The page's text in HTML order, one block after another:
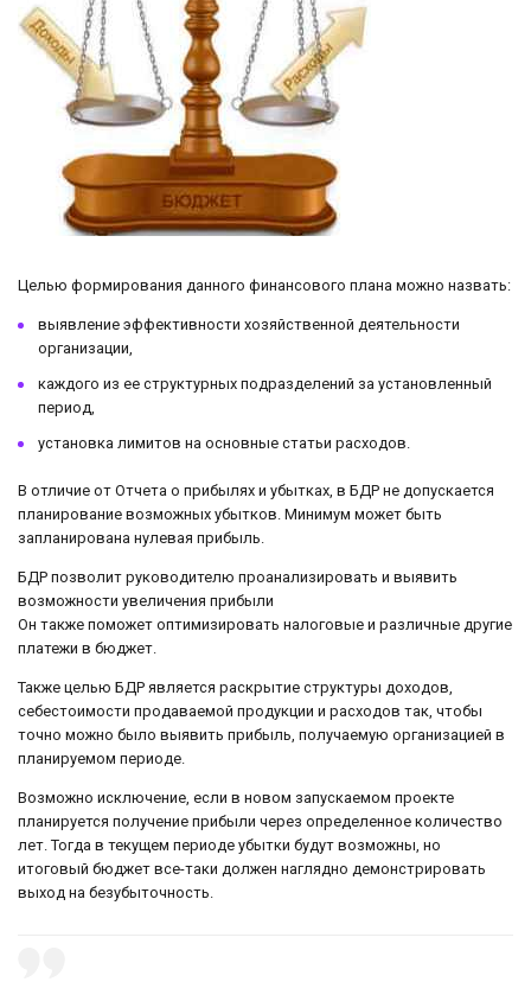
Целью формирования данного финансового плана можно назвать:
выявление эффективности хозяйственной деятельности
организации,
каждого из ее структурных подразделений за установленный
период,
установка лимитов на основные статьи расходов.
В отличие от Отчета о прибылях и убытках, в БДР не допускается
планирование возможных убытков. Минимум может быть
запланирована нулевая прибыль.
БДР позволит руководителю проанализировать и выявить
возможности увеличения прибыли
Он также поможет оптимизировать налоговые и различные другие
платежи в бюджет.
Также целью БДР является раскрытие структуры доходов,
себестоимости продаваемой продукции и расходов так, чтобы
точно можно было выявить прибыль, получаемую организацией в
планируемом периоде.
Возможно исключение, если в новом запускаемом проекте
планируется получение прибыли через определенное количество
лет. Тогда в текущем периоде убытки будут возможны, но
итоговый бюджет все-таки должен наглядно демонстрировать
выход на безубыточность.